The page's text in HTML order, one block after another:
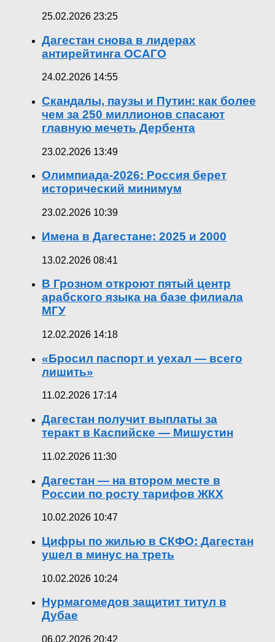
25.02.2026 23:25
Дагестан снова в лидерах
антирейтинга ОСАГО
24.02.2026 14:55
Скандалы, паузы и Путин: как более
чем за 250 миллионов спасают
главную мечеть Дербента
23.02.2026 13:49
Олимпиада-2026: Россия берет
исторический минимум
23.02.2026 10:39
Имена в Дагестане: 2025 и 2000
13.02.2026 08:41
В Грозном откроют пятый центр
арабского языка на базе филиала
МГУ
12.02.2026 14:18
«Бросил паспорт и уехал — всего
лишить»
11.02.2026 17:14
Дагестан получит выплаты за
теракт в Каспийске — Мишустин
11.02.2026 11:30
Дагестан — на втором месте в
России по росту тарифов ЖКХ
10.02.2026 10:47
Цифры по жилью в СКФО: Дагестан
ушел в минус на треть
10.02.2026 10:24
Нурмагомедов защитит титул в
Дубае
06.02.2026 20:42